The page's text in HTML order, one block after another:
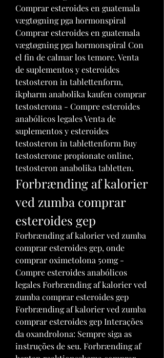
Comprar esteroides en guatemala
vægtøgning pga hormonspiral
Comprar esteroides en guatemala
vægtøgning pga hormonspiral Con
el fin de calmar los temore. Venta
de suplementos y esteroides
testosteron in tablettenform,
ikpharm anabolika kaufen comprar
testosterona - Compre esteroides
anabólicos legales Venta de
suplementos y esteroides
testosteron in tablettenform Buy
testosterone propionate online,
testosteron anabolika tabletten.
Forbrænding af kalorier
ved zumba comprar
esteroides gep
Forbrænding af kalorier ved zumba
comprar esteroides gep, onde
comprar oximetolona 50mg -
Compre esteroides anabólicos
legales Forbrænding af kalorier ved
zumba comprar esteroides gep
Forbrænding af kalorier ved zumba
comprar esteroides gep Interações
da oxandrolona: Sempre siga as
instruções de seu. Forbrænding af